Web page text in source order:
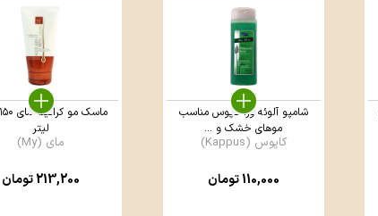
شامپو آلوئه ورا کاپوس مناسب
موهای خشک و ...
کاپوس (Kappus)
110,000تومان
لیتر
مای (My)
213,200تومان